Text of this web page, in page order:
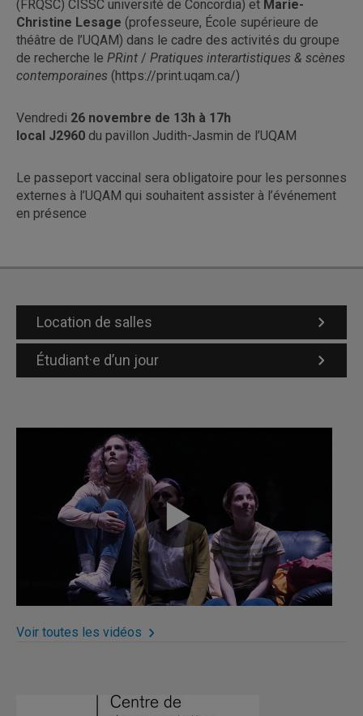
(FRQSC) CISSC université de Concordia) et Marie-
Christine Lesage (professeure, École supérieure de
théâtre de l’UQAM) dans le cadre des activités du groupe
de recherche le PRint / Pratiques interartistiques & scènes
contemporaines (https://print.uqam.ca/)
Vendredi 26 novembre de 13h à 17h
local J2960 du pavillon Judith-Jasmin de l’UQAM
Le passeport vaccinal sera obligatoire pour les personnes
externes à l’UQAM qui souhaitent assister à l’événement
en présence
Location de salles
Étudiant·e d’un jour
Voir toutes les vidéos